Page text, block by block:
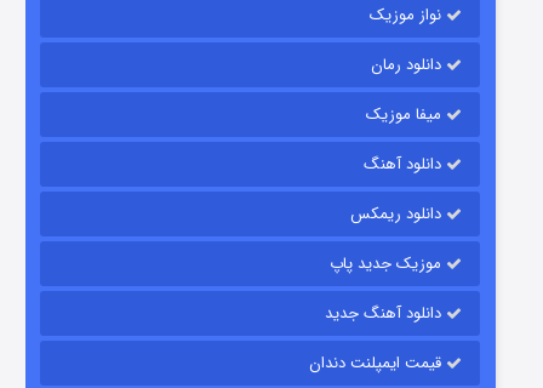
قسمت
نواز موزیک
دانلود رمان
میفا موزیک
دانلود آهنگ
دانلود ریمکس
موزیک جدید پاپ
دانلود آهنگ جدید
قیمت ایمپلنت دندان